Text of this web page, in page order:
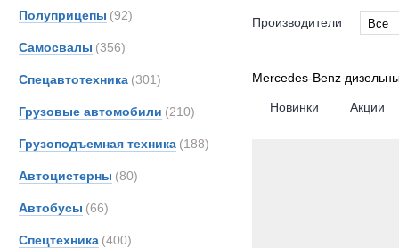
Полуприцепы (92)
Самосвалы (356)
Спецавтотехника (301)
Грузовые автомобили (210)
Грузоподъемная техника (188)
Автоцистерны (80)
Автобусы (66)
Спецтехника (400)
Производители
Все
Mercedes-Benz
Новинки Акции